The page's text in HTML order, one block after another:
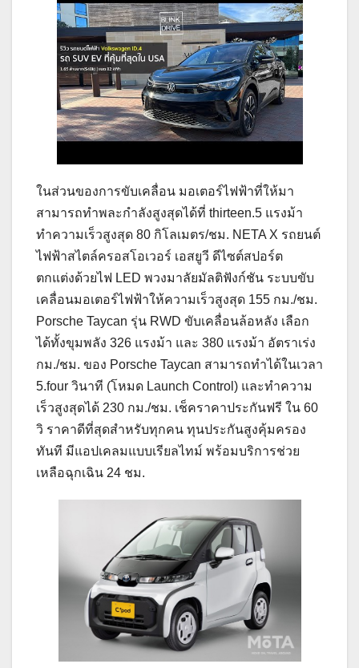
ในส่วนของการขับเคลื่อน มอเตอร์ไฟฟ้าที่ให้มา
สามารถทำพละกำลังสูงสุดได้ที่ thirteen.5 แรงม้า
ทำความเร็วสูงสุด 80 กิโลเมตร/ชม. NETA X รถยนต์
ไฟฟ้าสไตล์ครอสโอเวอร์ เอสยูวี ดีไซต์สปอร์ต
ตกแต่งด้วยไฟ LED พวงมาลัยมัลติฟังก์ชัน ระบบขับ
เคลื่อนมอเตอร์ไฟฟ้าให้ความเร็วสูงสุด 155 กม./ชม.
Porsche Taycan รุ่น RWD ขับเคลื่อนล้อหลัง เลือก
ได้ทั้งขุมพลัง 326 แรงม้า และ 380 แรงม้า อัตราเร่ง
กม./ชม. ของ Porsche Taycan สามารถทำได้ในเวลา
5.four วินาที (โหมด Launch Control) และทำความ
เร็วสูงสุดได้ 230 กม./ชม. เช็คราคาประกันฟรี ใน 60
วิ ราคาดีที่สุดสำหรับทุกคน ทุนประกันสูงคุ้มครอง
ทันที มีแอปเคลมแบบเรียลไทม์ พร้อมบริการช่วย
เหลือฉุกเฉิน 24 ชม.